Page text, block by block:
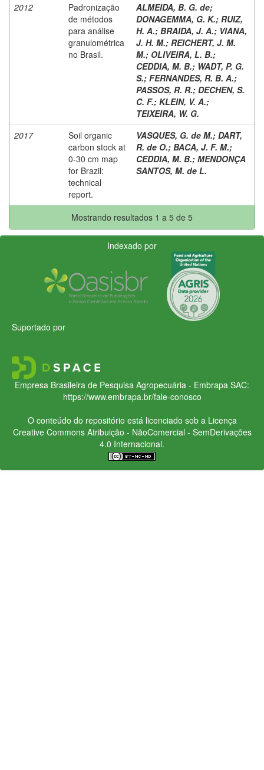
2012
Padronização
de métodos
para análise
granulométrica
no Brasil.
ALMEIDA, B. G. de;
DONAGEMMA, G. K.; RUIZ,
H. A.; BRAIDA, J. A.; VIANA,
J. H. M.; REICHERT, J. M.
M.; OLIVEIRA, L. B.;
CEDDIA, M. B.; WADT, P. G.
S.; FERNANDES, R. B. A.;
PASSOS, R. R.; DECHEN, S.
C. F.; KLEIN, V. A.;
TEIXEIRA, W. G.
2017
Soil organic
carbon stock at
0-30 cm map
for Brazil:
technical
report.
VASQUES, G. de M.; DART,
R. de O.; BACA, J. F. M.;
CEDDIA, M. B.; MENDONÇA
SANTOS, M. de L.
Mostrando resultados 1 a 5 de 5
Indexado por
Suportado por
Empresa Brasileira de Pesquisa Agropecuária - Embrapa SAC:
https://www.embrapa.br/fale-conosco
O conteúdo do repositório está licenciado sob a Licença
Creative CommonsAtribuição - NãoComercial - SemDerivações
4.0 Internacional.